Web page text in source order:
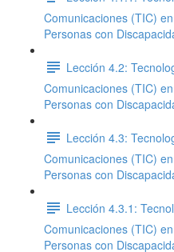
Comunicaciones (TIC)
Personas con
Lección 4.2:
Comunicaciones (TIC)
Personas con
Lección 4.3:
Comunicaciones (TIC)
Personas con
Lección 4.3.1:
Comunicaciones (TIC)
Personas con